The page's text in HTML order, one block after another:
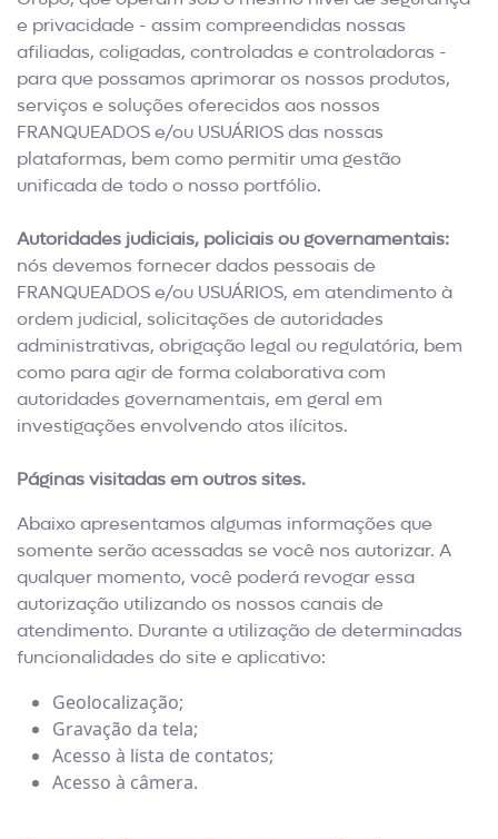
e privacidade - assim compreendidas nossas
afiliadas, coligadas, controladas e controladoras -
para que possamos aprimorar os nossos produtos,
serviços e soluções oferecidos aos nossos
FRANQUEADOS e/ou USUÁRIOS das nossas
plataformas, bem como permitir uma gestão
unificada de todo o nosso portfólio.
Autoridades judiciais, policiais ou governamentais:
nós devemos fornecer dados pessoais de
FRANQUEADOS e/ou USUÁRIOS, em atendimento à
ordem judicial, solicitações de autoridades
administrativas, obrigação legal ou regulatória, bem
como para agir de forma colaborativa com
autoridades governamentais, em geral em
investigações envolvendo atos ilícitos.
Páginas visitadas em outros sites.
Abaixo apresentamos algumas informações que
somente serão acessadas se você nos autorizar. A
qualquer momento, você poderá revogar essa
autorização utilizando os nossos canais de
atendimento. Durante a utilização de determinadas
funcionalidades do site e aplicativo:
Geolocalização;
Gravação da tela;
Acesso à lista de contatos;
Acesso à câmera.